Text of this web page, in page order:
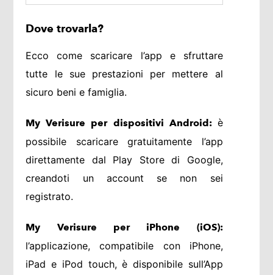
Dove trovarla?
Ecco come scaricare l’app e sfruttare
tutte le sue prestazioni per mettere al
sicuro beni e famiglia.
My Verisure per dispositivi Android: è
possibile scaricare gratuitamente l’app
direttamente dal Play Store di Google,
creandoti un account se non sei
registrato.
My Verisure per iPhone (iOS):
l’applicazione, compatibile con iPhone,
iPad e iPod touch, è disponibile sull’App